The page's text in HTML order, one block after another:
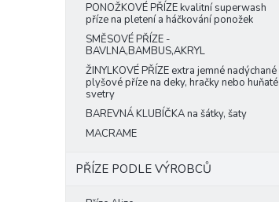
PONOŽKOVÉ PŘÍZE kvalitní superwash
příze na pletení a háčkování ponožek
SMĚSOVÉ PŘÍZE -
BAVLNA,BAMBUS,AKRYL
ŽINYLKOVÉ PŘÍZE extra jemné nadýchané
plyšové příze na deky, hračky nebo huňaté
svetry
BAREVNÁ KLUBÍČKA na šátky, šaty
MACRAME
PŘÍZE PODLE VÝROBCŮ